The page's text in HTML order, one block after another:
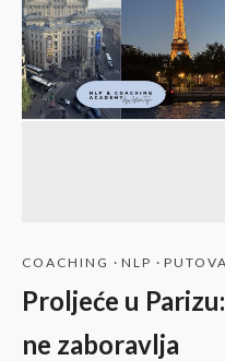
COACHING · NLP ·
Proljeće u
ne zaboravlja